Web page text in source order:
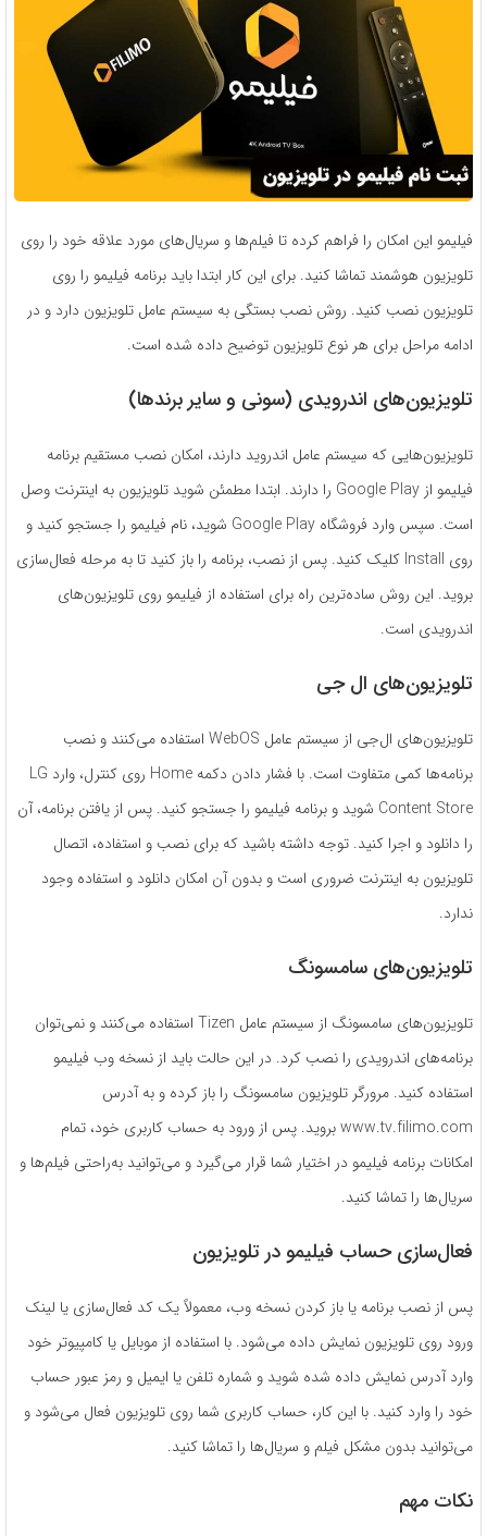
فیلیمو این امکان را فراهم کرده تا فیلم‌ها و سریال‌های مورد علاقه خود را روی
تلویزیون هوشمند تماشا کنید. برای این کار ابتدا باید برنامه فیلیمو را روی
تلویزیون نصب کنید. روش نصب بستگی به سیستم عامل تلویزیون دارد و در
ادامه مراحل برای هر نوع تلویزیون توضیح داده شده است.
تلویزیون‌های اندرویدی (سونی و سایر برندها)
تلویزیون‌هایی که سیستم عامل اندروید دارند، امکان نصب مستقیم برنامه
فیلیمو از Google Play را دارند. ابتدا مطمئن شوید تلویزیون به اینترنت وصل
است. سپس وارد فروشگاه Google Play شوید، نام فیلیمو را جستجو کنید و
روی Install کلیک کنید. پس از نصب، برنامه را باز کنید تا به مرحله فعال‌سازی
بروید. این روش ساده‌ترین راه برای استفاده از فیلیمو روی تلویزیون‌های
اندرویدی است.
تلویزیون‌های ال جی
تلویزیون‌های ال‌جی از سیستم عامل WebOS استفاده می‌کنند و نصب
برنامه‌ها کمی متفاوت است. با فشار دادن دکمه Home روی کنترل، وارد LG
Content Store شوید و برنامه فیلیمو را جستجو کنید. پس از یافتن برنامه، آن
را دانلود و اجرا کنید. توجه داشته باشید که برای نصب و استفاده، اتصال
تلویزیون به اینترنت ضروری است و بدون آن امکان دانلود و استفاده وجود
ندارد.
تلویزیون‌های سامسونگ
تلویزیون‌های سامسونگ از سیستم عامل Tizen استفاده می‌کنند و نمی‌توان
برنامه‌های اندرویدی را نصب کرد. در این حالت باید از نسخه وب فیلیمو
استفاده کنید. مرورگر تلویزیون سامسونگ را باز کرده و به آدرس
www.tv.filimo.com بروید. پس از ورود به حساب کاربری خود، تمام
امکانات برنامه فیلیمو در اختیار شما قرار می‌گیرد و می‌توانید به‌راحتی فیلم‌ها و
سریال‌ها را تماشا کنید.
فعال‌سازی حساب فیلیمو در تلویزیون
پس از نصب برنامه یا باز کردن نسخه وب، معمولاً یک کد فعال‌سازی یا لینک
ورود روی تلویزیون نمایش داده می‌شود. با استفاده از موبایل یا کامپیوتر خود
وارد آدرس نمایش داده شده شوید و شماره تلفن یا ایمیل و رمز عبور حساب
خود را وارد کنید. با این کار، حساب کاربری شما روی تلویزیون فعال می‌شود و
می‌توانید بدون مشکل فیلم و سریال‌ها را تماشا کنید.
نکات مهم